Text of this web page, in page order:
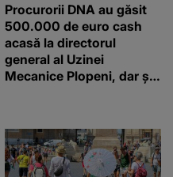
Procurorii DNA au găsit
500.000 de euro cash
acasă la directorul
general al Uzinei
Mecanice Plopeni, dar și